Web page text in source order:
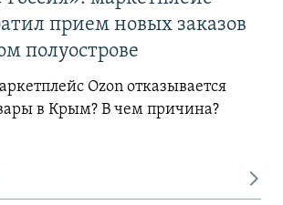
прием новых заказов
полуострове
Ozon отказывается
в Крым? В чем причина?